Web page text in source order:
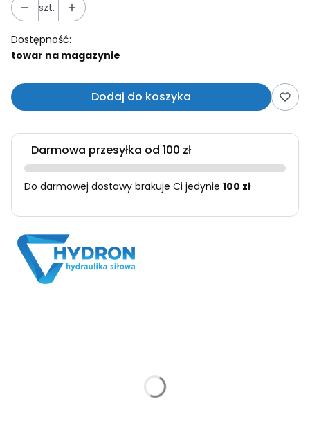
szt.
Dostępność:
towar na magazynie
Dodaj do koszyka
Darmowa przesyłka od 100 zł
Do darmowej dostawy brakuje Ci jedynie 100 zł